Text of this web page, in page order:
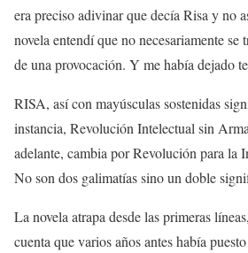
era preciso adivinar que decía Risa y no
novela entendí que no necesariamente se
de una provocación. Y me había dejado
RISA, así con mayúsculas sostenidas
instancia, Revolución Intelectual sin
adelante, cambia por Revolución para la
No son dos galimatías sino un doble
La novela atrapa desde las primeras
cuenta que varios años antes había